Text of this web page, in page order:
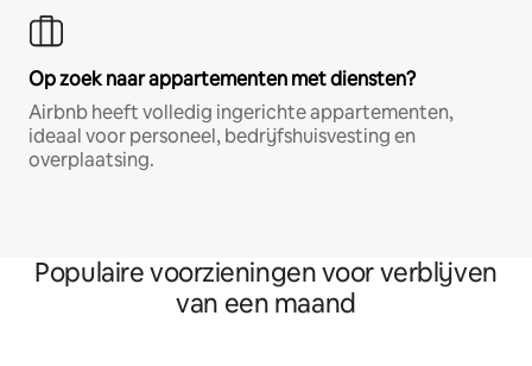
Op zoek naar appartementen met diensten?
Airbnb heeft volledig ingerichte appartementen,
ideaal voor personeel, bedrijfshuisvesting en
overplaatsing.
Populaire voorzieningen voor verblijven
van een maand